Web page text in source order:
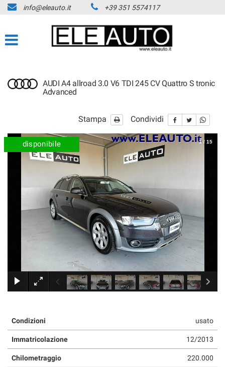
info@eleauto.it +39 351 5574117
AUDI A4 allroad 3.0 V6 TDI 245 CV Quattro S tronic
Advanced
Stampa Condividi
disponibile
×
1 / 15
Condizioni usato
Immatricolazione 12/2013
Chilometraggio 220.000